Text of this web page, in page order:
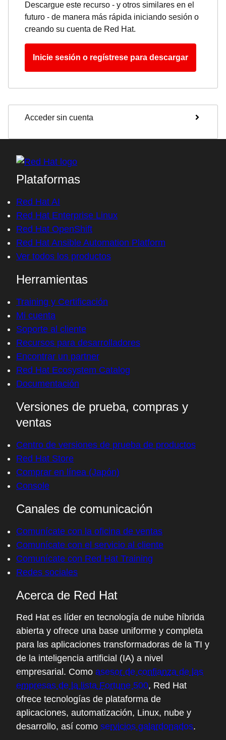
Descargue este recurso - y otros similares en el
futuro - de manera más rápida iniciando sesión o
creando su cuenta de Red Hat.
Inicie sesión o regístrese para descargar
Acceder sin cuenta
Plataformas
Red Hat AI
Red Hat Enterprise Linux
Red Hat OpenShift
Red Hat Ansible Automation Platform
Ver todos los productos
Herramientas
Training y Certificación
Mi cuenta
Soporte al cliente
Recursos para desarrolladores
Encontrar un partner
Red Hat Ecosystem Catalog
Documentación
Versiones de prueba, compras y
ventas
Centro de versiones de prueba de productos
Red Hat Store
Comprar en línea (Japón)
Console
Canales de comunicación
Comunícate con la oficina de ventas
Comunícate con el servicio al cliente
Comunícate con Red Hat Training
Redes sociales
Acerca de Red Hat
Red Hat es líder en tecnología de nube híbrida
abierta y ofrece una base uniforme y completa
para las aplicaciones transformadoras de la TI y
de la inteligencia artificial (IA) a nivel
empresarial. Como asesor de confianza de las
empresas de la lista Fortune 500, Red Hat
ofrece tecnologías de plataforma de
aplicaciones, automatización, Linux, nube y
desarrollo, así como servicios galardonados.